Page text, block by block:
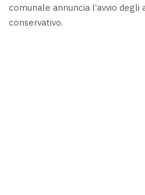
comunale annuncia l’avvio
conservativo.